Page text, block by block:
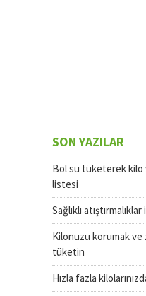
SON YAZILAR
Bol su tüketerek
listesi
Sağlıklı
Kilonuzu korumak ve
tüketin
Hızla fazla